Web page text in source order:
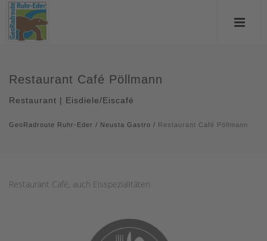
Restaurant Café Pöllmann
Restaurant | Eisdiele/Eiscafé
GeoRadroute Ruhr-Eder / Neusta Gastro / Restaurant Café Pöllmann
Restaurant Café, auch Eisspezialitäten